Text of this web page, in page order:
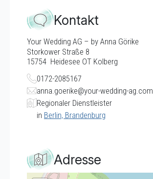
Kontakt
Your Wedding AG – by Anna Görike
Storkower Straße 8
15754 Heidesee OT Kolberg
0172-2085167
anna.goerike@your-wedding-ag.com
Regionaler Dienstleister
in Berlin, Brandenburg
Adresse